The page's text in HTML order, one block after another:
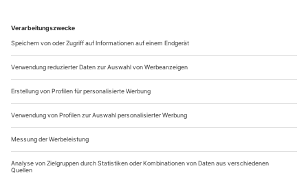
in Kraft.
Aus steuerlichen Gründen abweichende Preise für Käufe
außerhalb Deutschlands (Endpreis vor Auslösen der Bestellung
ersichtlich)
9,99 €